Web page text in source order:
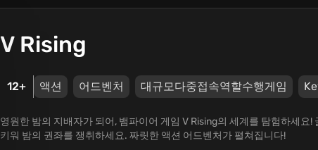
V Rising
12+ 액션 어드벤처 대규모다중접속역할수행게임
영원한 밤의 지배자가 되어, 뱀파이어 게임 V Rising의 세계를 탐험하세요
키워 밤의 권좌를 쟁취하세요. 짜릿한 액션 어드벤처가 펼쳐집니다!